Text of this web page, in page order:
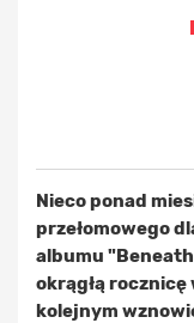
Nieco ponad
przełomowego
albumu
okrągłą
kolejnym